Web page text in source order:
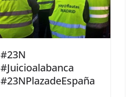
#23N
#Juicioalabanca
#23NPlazadeEspaña